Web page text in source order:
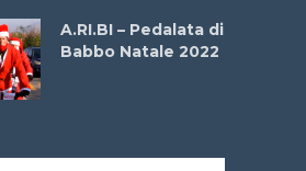
A.RI.BI – Pedalata di
Babbo Natale 2022